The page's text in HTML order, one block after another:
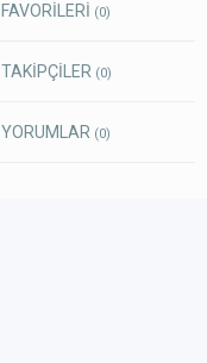
FAVORİLERİ (0)
TAKİPÇİLER (0)
YORUMLAR (0)